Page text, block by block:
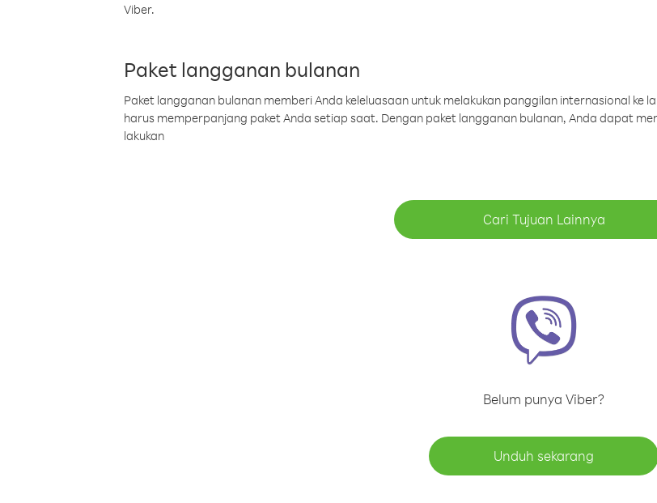
Viber.
Paket langganan bulanan
Paket langganan bulanan memberi Anda keleluasaan untuk melakukan panggilan internasional ke
harus memperpanjang paket Anda setiap saat. Dengan paket langganan bulanan, Anda dapat
lakukan
Cari Tujuan Lainnya
Belum punya Viber?
Unduh sekarang